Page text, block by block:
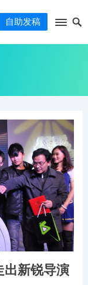
自助发稿
出新锐导演